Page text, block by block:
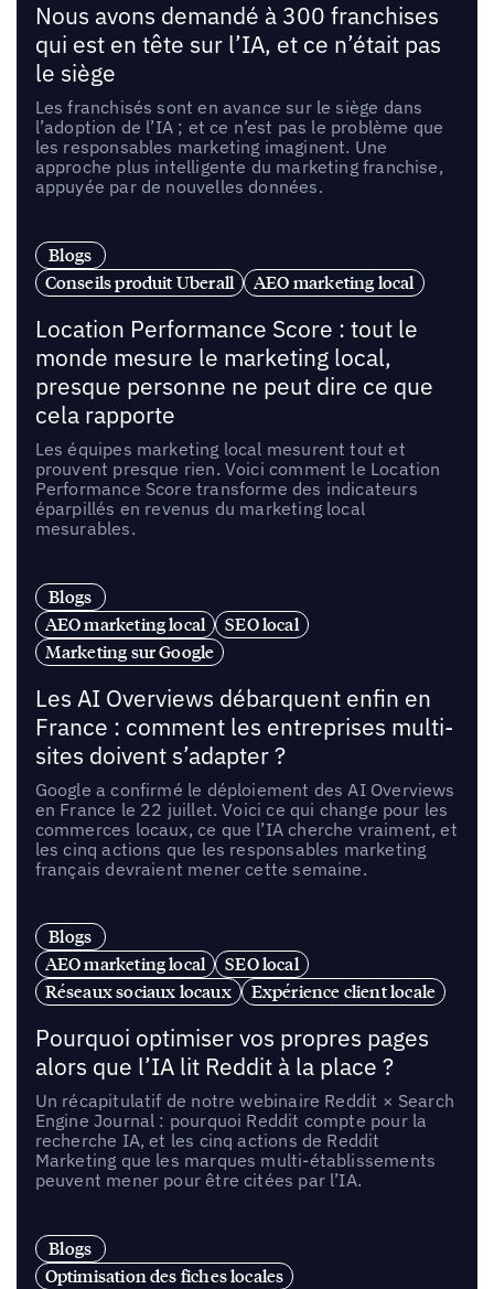
Nous avons demandé à 300 franchises
qui est en tête sur l’IA, et ce n’était pas
le siège
Les franchisés sont en avance sur le siège dans
l’adoption de l’IA ; et ce n’est pas le problème que
les responsables marketing imaginent. Une
approche plus intelligente du marketing franchise,
appuyée par de nouvelles données.
Blogs
Conseils produit Uberall
AEO marketing local
Location Performance Score : tout le
monde mesure le marketing local,
presque personne ne peut dire ce que
cela rapporte
Les équipes marketing local mesurent tout et
prouvent presque rien. Voici comment le Location
Performance Score transforme des indicateurs
éparpillés en revenus du marketing local
mesurables.
Blogs
AEO marketing local
SEO local
Marketing sur Google
Les AI Overviews débarquent enfin en
France : comment les entreprises multi-
sites doivent s’adapter ?
Google a confirmé le déploiement des AI Overviews
en France le 22 juillet. Voici ce qui change pour les
commerces locaux, ce que l’IA cherche vraiment, et
les cinq actions que les responsables marketing
français devraient mener cette semaine.
Blogs
AEO marketing local
SEO local
Réseaux sociaux locaux
Expérience client locale
Pourquoi optimiser vos propres pages
alors que l’IA lit Reddit à la place ?
Un récapitulatif de notre webinaire Reddit × Search
Engine Journal : pourquoi Reddit compte pour la
recherche IA, et les cinq actions de Reddit
Marketing que les marques multi-établissements
peuvent mener pour être citées par l’IA.
Blogs
Optimisation des fiches locales